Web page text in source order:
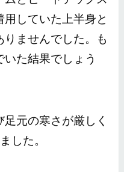
用していた上半身と
ませんでした。も
た結果でしょう
元の寒さが厳しく
した。